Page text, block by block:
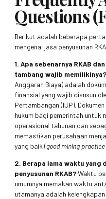
Questions
Berikut adalah beberapa
mengenai jasa penyusunan
1. Apa sebenarnya RKAB
tambang wajib memilikinya?
Anggaran Biaya) adalah
finansial yang wajib disusun
Pertambangan (IUP).
hukum bagi pemerintah untuk
operasional tahunan dan
memastikan perusahaan
yang baik (good mining practice
2. Berapa lama waktu
penyusunan RKAB?Waktu
umumnya memakan waktu
utamanya adalah